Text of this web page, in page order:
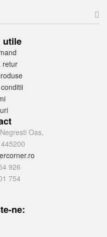
utile
retur
Oas,
926
754
ne: